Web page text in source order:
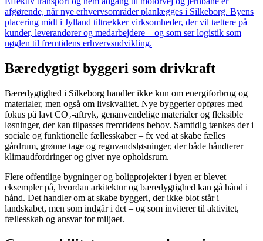
afgørende, når nye erhvervsområder planlægges i Silkeborg. Byens
placering midt i Jylland tiltrækker virksomheder, der vil tættere på
kunder, leverandører og medarbejdere – og som ser logistik som
nøglen til fremtidens erhvervsudvikling.
Bæredygtigt byggeri som drivkraft
Bæredygtighed i Silkeborg handler ikke kun om energiforbrug og
materialer, men også om livskvalitet. Nye byggerier opføres med
fokus på lavt CO₂-aftryk, genanvendelige materialer og fleksible
løsninger, der kan tilpasses fremtidens behov. Samtidig tænkes der i
sociale og funktionelle fællesskaber – fx ved at skabe fælles
gårdrum, grønne tage og regnvandsløsninger, der både håndterer
klimaudfordringer og giver nye opholdsrum.
Flere offentlige bygninger og boligprojekter i byen er blevet
eksempler på, hvordan arkitektur og bæredygtighed kan gå hånd i
hånd. Det handler om at skabe byggeri, der ikke blot står i
landskabet, men som indgår i det – og som inviterer til aktivitet,
fællesskab og ansvar for miljøet.